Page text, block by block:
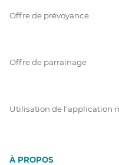
Offre de prévoyance
Offre de parrainage
Utilisation de l'application
À PROPOS